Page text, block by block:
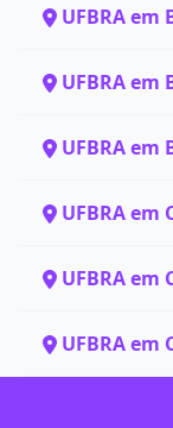
UFBRA em
UFBRA em
UFBRA em
UFBRA em
UFBRA em
UFBRA em